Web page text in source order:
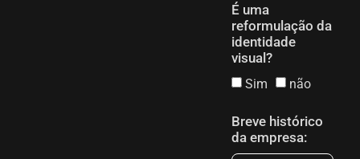
É uma
reformulação da
identidade
visual?
Sim não
Breve histórico
da empresa: